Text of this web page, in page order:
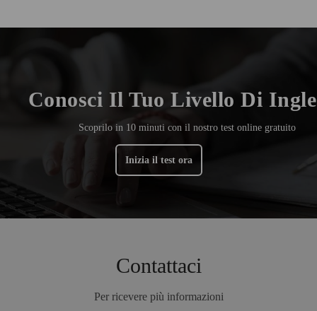
Conosci Il Tuo Livello Di
Scoprilo in 10 minuti con il nostro test online gratuito
Inizia il test ora
Contattaci
Per ricevere più informazioni